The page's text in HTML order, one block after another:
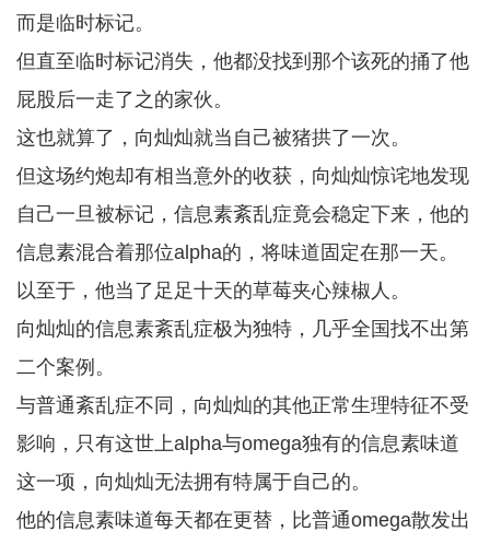
而是临时标记。
但直至临时标记消失，他都没找到那个该死的捅了他
屁股后一走了之的家伙。
这也就算了，向灿灿就当自己被猪拱了一次。
但这场约炮却有相当意外的收获，向灿灿惊诧地发现
自己一旦被标记，信息素紊乱症竟会稳定下来，他的
信息素混合着那位alpha的，将味道固定在那一天。
以至于，他当了足足十天的草莓夹心辣椒人。
向灿灿的信息素紊乱症极为独特，几乎全国找不出第
二个案例。
与普通紊乱症不同，向灿灿的其他正常生理特征不受
影响，只有这世上alpha与omega独有的信息素味道
这一项，向灿灿无法拥有特属于自己的。
他的信息素味道每天都在更替，比普通omega散发出